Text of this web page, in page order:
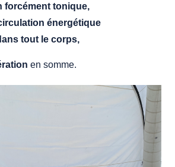
forcément tonique,
énergétique
tout le corps,
en somme.